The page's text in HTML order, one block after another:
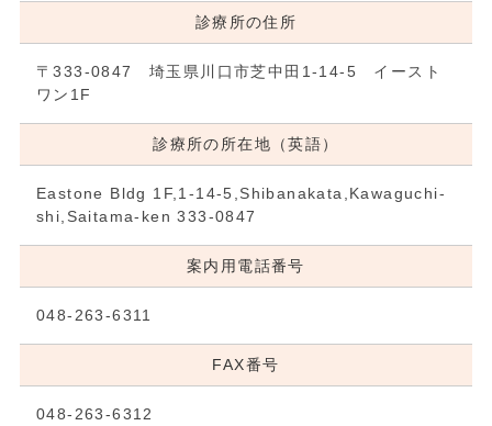
診療所の住所
〒333-0847 埼玉県川口市芝中田1-14-5 イースト
ワン1F
診療所の所在地（英語）
Eastone Bldg 1F,1-14-5,Shibanakata,Kawaguchi-
shi,Saitama-ken 333-0847
案内用電話番号
048-263-6311
FAX番号
048-263-6312